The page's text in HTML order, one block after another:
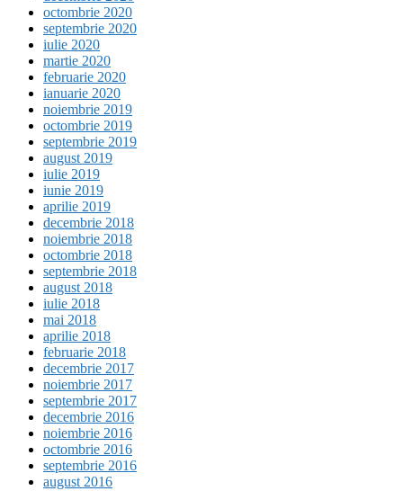
octombrie 2020
septembrie 2020
iulie 2020
martie 2020
februarie 2020
ianuarie 2020
noiembrie 2019
octombrie 2019
septembrie 2019
august 2019
iulie 2019
iunie 2019
aprilie 2019
decembrie 2018
noiembrie 2018
octombrie 2018
septembrie 2018
august 2018
iulie 2018
mai 2018
aprilie 2018
februarie 2018
decembrie 2017
noiembrie 2017
septembrie 2017
decembrie 2016
noiembrie 2016
octombrie 2016
septembrie 2016
august 2016